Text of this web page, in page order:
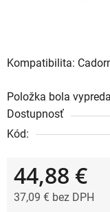
Kompatibilita:
Položka bola
Dostupnosť
Kód:
44,88 €
37,09 € bez DPH